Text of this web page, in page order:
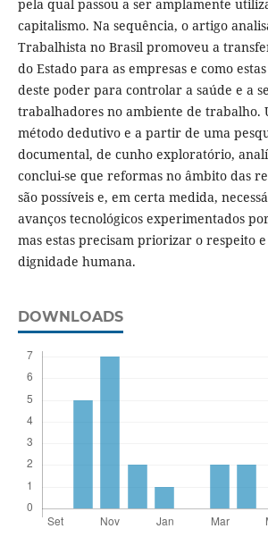
pela qual passou a ser amplamente
capitalismo. Na sequência, o artigo
Trabalhista no Brasil promoveu a
do Estado para as empresas e como
deste poder para controlar a saúde e a
trabalhadores no ambiente de trabalho.
método dedutivo e a partir de uma
documental, de cunho exploratório,
conclui-se que reformas no âmbito das
são possíveis e, em certa medida,
avanços tecnológicos experimentados
mas estas precisam priorizar o respeito
dignidade humana.
DOWNLOADS